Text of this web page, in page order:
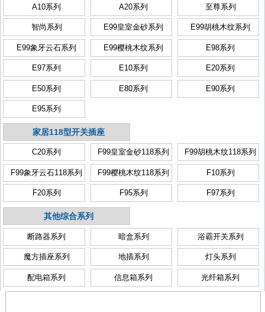
A10系列 A20系列 至尊系列
智尚系列 E99皇室金砂系列 E99胡桃木纹系列
E99象牙云石系列 E99樱桃木纹系列 E98系列
E97系列 E10系列 E20系列
E50系列 E80系列 E90系列
E95系列
家居118型开关插座
C20系列 F99皇室金砂118系列 F99胡桃木纹118系列
F99象牙云石118系列 F99樱桃木纹118系列 F10系列
F20系列 F95系列 F97系列
其他综合系列
断路器系列 暗盒系列 浴霸开关系列
魔方插座系列 地插系列 灯头系列
配电箱系列 信息箱系列 光纤箱系列